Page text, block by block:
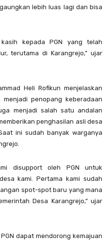
lebih luas lagi dan bisa
kepada PGN yang telah
terutama di Karangrejo,” ujar
Heli Rofikun menjelaskan
penopang keberadaan
menjadi salah satu andalan
penghasilan asli desa
ini sudah banyak warganya
disupport oleh PGN untuk
kami. Pertama kami sudah
spot-spot baru yang mana
Desa Karangrejo,” ujar
dapat mendorong kemajuan